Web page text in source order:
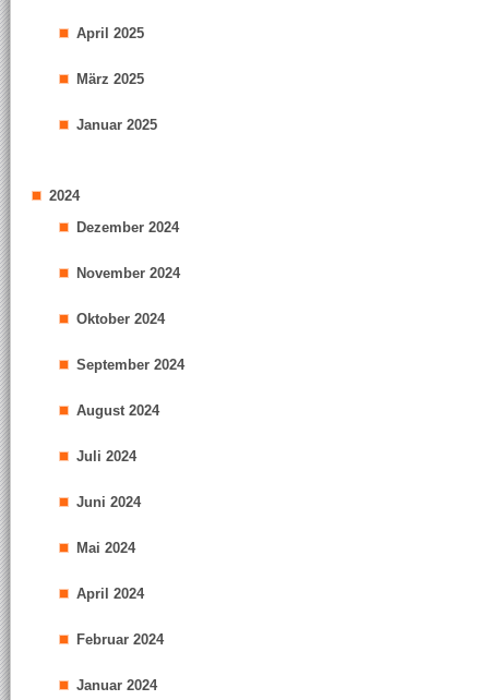
April 2025
März 2025
Januar 2025
2024
Dezember 2024
November 2024
Oktober 2024
September 2024
August 2024
Juli 2024
Juni 2024
Mai 2024
April 2024
Februar 2024
Januar 2024